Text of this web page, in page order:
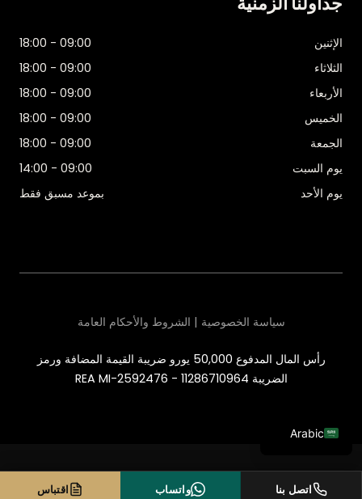
جداولنا الزمنية
الإثنين
09:00 - 18:00
الثلاثاء
09:00 - 18:00
الأربعاء
09:00 - 18:00
الخميس
09:00 - 18:00
الجمعة
09:00 - 18:00
يوم السبت
09:00 - 14:00
يوم الأحد
بموعد مسبق فقط
رأس المال المدفوع 50,000 يورو ضريبة القيمة المضافة ورمز
الضريبة 11286710964 - REA MI-2592476
سياسة الخصوصية | الشروط والأحكام العامة
اتصل بنا واتساب اقتباس
Arabic
English